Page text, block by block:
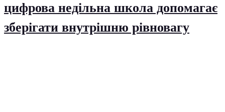
цифрова недільна школа допомагає
зберігати внутрішню рівновагу